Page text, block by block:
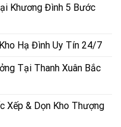
Khương Đình 5 Bước
Hạ Đình Uy Tín 24/7
Tại Thanh Xuân Bắc
Xếp & Dọn Kho Thượng